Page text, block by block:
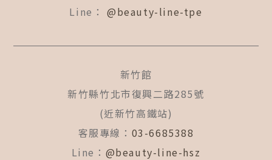
Line： @beauty-line-tpe
新竹館
新竹縣竹北市復興二路285號
(近新竹高鐵站)
客服專線： 03-6685388
Line： @beauty-line-hsz